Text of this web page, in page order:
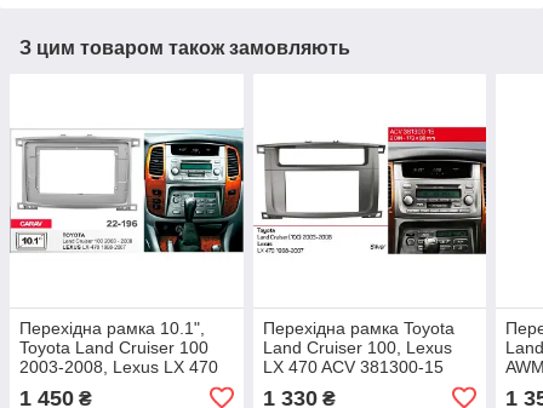
З цим товаром також замовляють
Перехідна рамка 10.1",
Toyota Land Cruiser 100
2003-2008, Lexus LX 470
1998-2007, Carav 22-196
1 450 ₴
Перехідна рамка Toyota
Land Cruiser 100, Lexus
LX 470 ACV 381300-15
1 330₴ 1